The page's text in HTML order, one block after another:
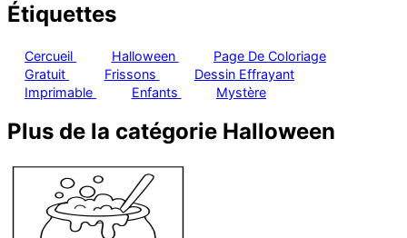
Étiquettes
Cercueil Halloween
Page De Coloriage
Gratuit
Frissons
Dessin Effrayant
Imprimable
Enfants Mystère
Plus de la catégorie Halloween